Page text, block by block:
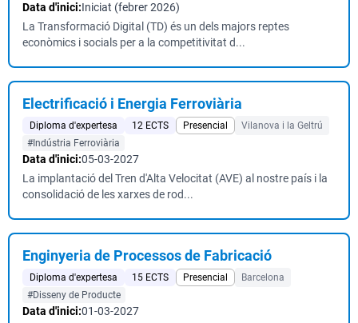
Data d'inici:Iniciat (febrer 2026)
La Transformació Digital (TD) és un dels majors reptes
econòmics i socials per a la competitivitat d...
Electrificació i Energia Ferroviària
Diploma d'expertesa 12 ECTS Presencial
Vilanova i la Geltrú
#Indústria Ferroviària
Data d'inici:05-03-2027
La implantació del Tren d'Alta Velocitat (AVE) al nostre país i la
consolidació de les xarxes de rod...
Enginyeria de Processos de Fabricació
Diploma d'expertesa 15 ECTS Presencial
Barcelona
#Disseny de Producte
Data d'inici:01-03-2027